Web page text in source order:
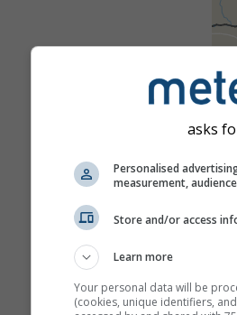
asks
Personalised
measurement,
Store and/or access
Learn more
Your personal data will be
(cookies, unique identifiers,